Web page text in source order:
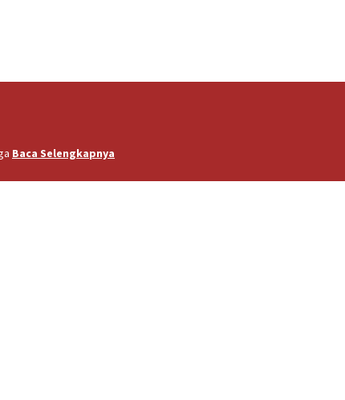
Baca Selengkapnya